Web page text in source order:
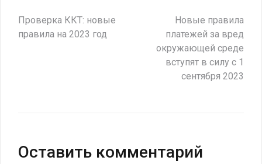
Навигация
по
Проверка ККТ: новые
правила на 2023 год
Новые правила
платежей за вред
окружающей среде
вступят в силу с 1
сентября 2023
Оставить комментарий